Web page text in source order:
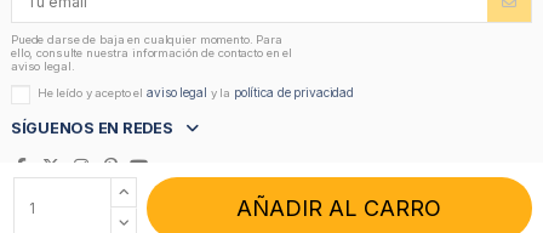
AÑADIR AL CARRO
Puede darse de baja en cualquier momento. Para
ello, consulte nuestra información de contacto en el
aviso legal.
He leído y acepto elaviso legal y la política de privacidad
SÍGUENOS EN REDES